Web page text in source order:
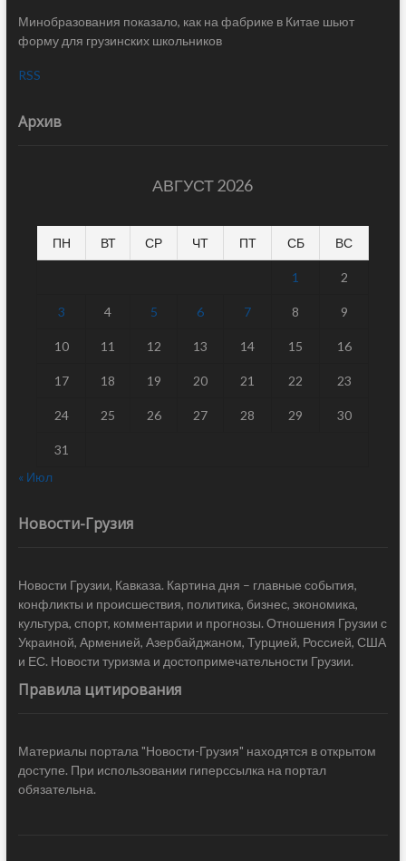
Минобразования показало, как на фабрике в Китае шьют
форму для грузинских школьников
RSS
Архив
АВГУСТ 2026
ПН ВТ СР ЧТ ПТ СБ ВС
1 2
3 4 5 6 7 8 9
10 11 12 13 14 15 16
17 18 19 20 21 22 23
24 25 26 27 28 29 30
31
« Июл
Новости-Грузия
Новости Грузии, Кавказа. Картина дня – главные события,
конфликты и происшествия, политика, бизнес, экономика,
культура, спорт, комментарии и прогнозы. Отношения Грузии с
Украиной, Арменией, Азербайджаном, Турцией, Россией, США
и ЕС. Новости туризма и достопримечательности Грузии.
Правила цитирования
Материалы портала "Новости-Грузия" находятся в открытом
доступе. При использовании гиперссылка на портал
обязательна.